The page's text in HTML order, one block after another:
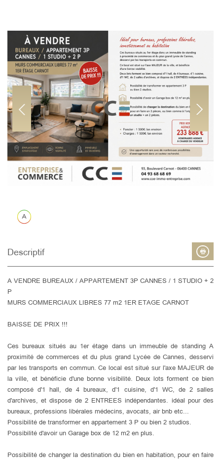
Descriptif
A VENDRE BUREAUX / APPARTEMENT 3P CANNES / 1 STUDIO + 2
P
MURS COMMERCIAUX LIBRES 77 m2 1ER ETAGE CARNOT
BAISSE DE PRIX !!!
Ces bureaux situés au 1er étage dans un immeuble de standing A
proximité de commerces et du plus grand Lycée de Cannes, desservi
par les transports en commun. Ce local est situé sur l'axe MAJEUR de
la ville, et bénéficie d'une bonne visibilité. Deux lots forment ce bien
composé d'1 hall, de 4 bureaux, d'1 cuisine, d'1 WC, de 2 salles
d'archives, et dispose de 2 ENTREES indépendantes. idéal pour des
bureaux, professions libérales médecins, avocats, air bnb etc...
Possibilité de transformer en appartement 3 P ou bien 2 studios.
Possibilité d'avoir un Garage box de 12 m2 en plus.
Possibilité de changer la destination du bien en habitation, pour en faire
Previous Next